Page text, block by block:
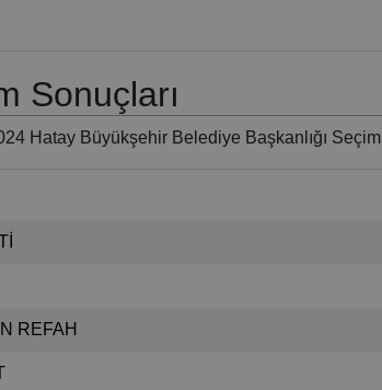
Sonuçları
Hatay Büyükşehir Belediye Başkanlığı
REFAH